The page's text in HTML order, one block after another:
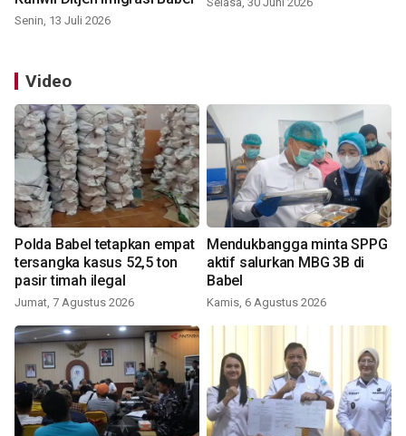
Senin, 13 Juli 2026
Video
Polda Babel tetapkan empat
tersangka kasus 52,5 ton
pasir timah ilegal
Jumat, 7 Agustus 2026
Mendukbangga minta SPPG
aktif salurkan MBG 3B di
Babel
Kamis, 6 Agustus 2026